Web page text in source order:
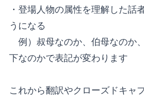
・登場人物の属性を理解した話
うになる
例）叔母なのか、伯母なのか
下なのかで表記が変わります
これから翻訳やクローズドキャ